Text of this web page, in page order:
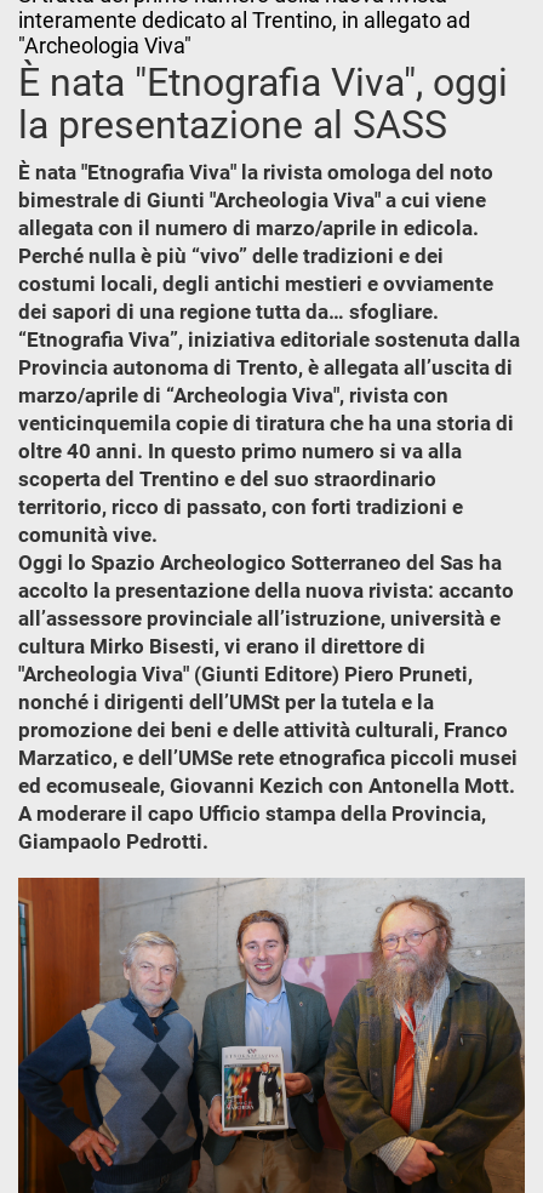
interamente dedicato al Trentino, in allegato ad
"Archeologia Viva"
È nata "Etnografia Viva", oggi
la presentazione al SASS
È nata "Etnografia Viva" la rivista omologa del noto
bimestrale di Giunti "Archeologia Viva" a cui viene
allegata con il numero di marzo/aprile in edicola.
Perché nulla è più “vivo” delle tradizioni e dei
costumi locali, degli antichi mestieri e ovviamente
dei sapori di una regione tutta da… sfogliare.
“Etnografia Viva”, iniziativa editoriale sostenuta dalla
Provincia autonoma di Trento, è allegata all’uscita di
marzo/aprile di “Archeologia Viva", rivista con
venticinquemila copie di tiratura che ha una storia di
oltre 40 anni. In questo primo numero si va alla
scoperta del Trentino e del suo straordinario
territorio, ricco di passato, con forti tradizioni e
comunità vive.
Oggi lo Spazio Archeologico Sotterraneo del Sas ha
accolto la presentazione della nuova rivista: accanto
all’assessore provinciale all’istruzione, università e
cultura Mirko Bisesti, vi erano il direttore di
"Archeologia Viva" (Giunti Editore) Piero Pruneti,
nonché i dirigenti dell’UMSt per la tutela e la
promozione dei beni e delle attività culturali, Franco
Marzatico, e dell’UMSe rete etnografica piccoli musei
ed ecomuseale, Giovanni Kezich con Antonella Mott.
A moderare il capo Ufficio stampa della Provincia,
Giampaolo Pedrotti.